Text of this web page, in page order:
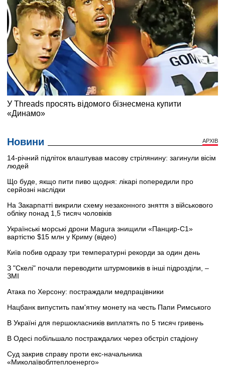
Новини АРХІВ
14-річний підліток влаштував масову стрілянину: загинули вісім
людей
Що буде, якщо пити пиво щодня: лікарі попередили про
серйозні наслідки
На Закарпатті викрили схему незаконного зняття з військового
обліку понад 1,5 тисяч чоловіків
Українські морські дрони Magura знищили «Панцир-С1»
вартістю $15 млн у Криму (відео)
Київ побив одразу три температурні рекорди за один день
З "Скелі" почали переводити штурмовиків в інші підрозділи, –
ЗМІ
Атака по Херсону: постраждали медпрацівники
Нацбанк випустить пам'ятну монету на честь Папи Римського
В Україні для першокласників виплатять по 5 тисяч гривень
В Одесі побільшало постраждалих через обстріл стадіону
Суд закрив справу проти екс-начальника
«Миколаївоблтеплоенерго»